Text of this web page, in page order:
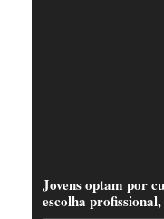
Jovens optam por
escolha